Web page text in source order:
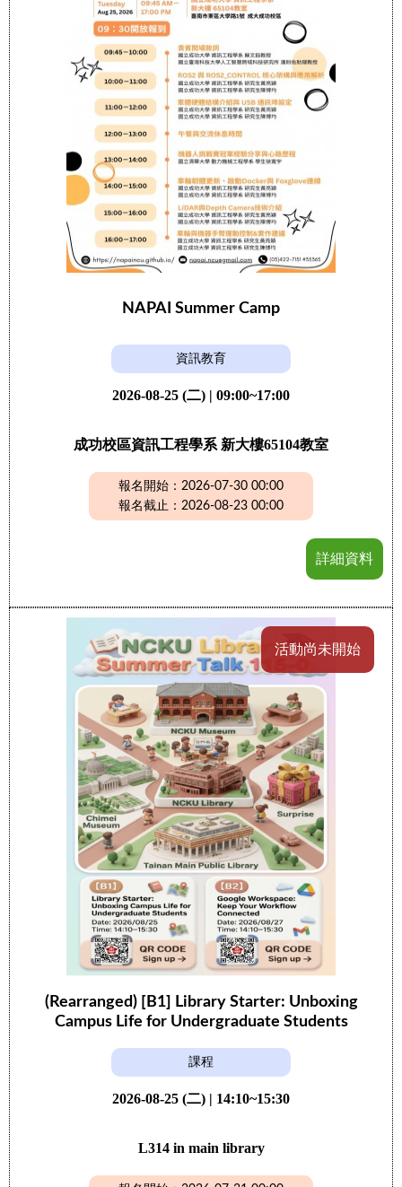
NAPAI Summer Camp
資訊教育
2026-08-25 (二) | 09:00~17:00
成功校區資訊工程學系 新大樓65104教室
報名開始：2026-07-30 00:00
報名截止：2026-08-23 00:00
詳細資料
活動尚未開始
(Rearranged) [B1] Library Starter: Unboxing
Campus Life for Undergraduate Students
課程
2026-08-25 (二) | 14:10~15:30
L314 in main library